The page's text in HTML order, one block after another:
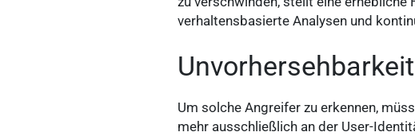
verhaltensbasierte Analysen und
Um solche Angreifer zu erkennen,
mehr ausschließlich an der User-